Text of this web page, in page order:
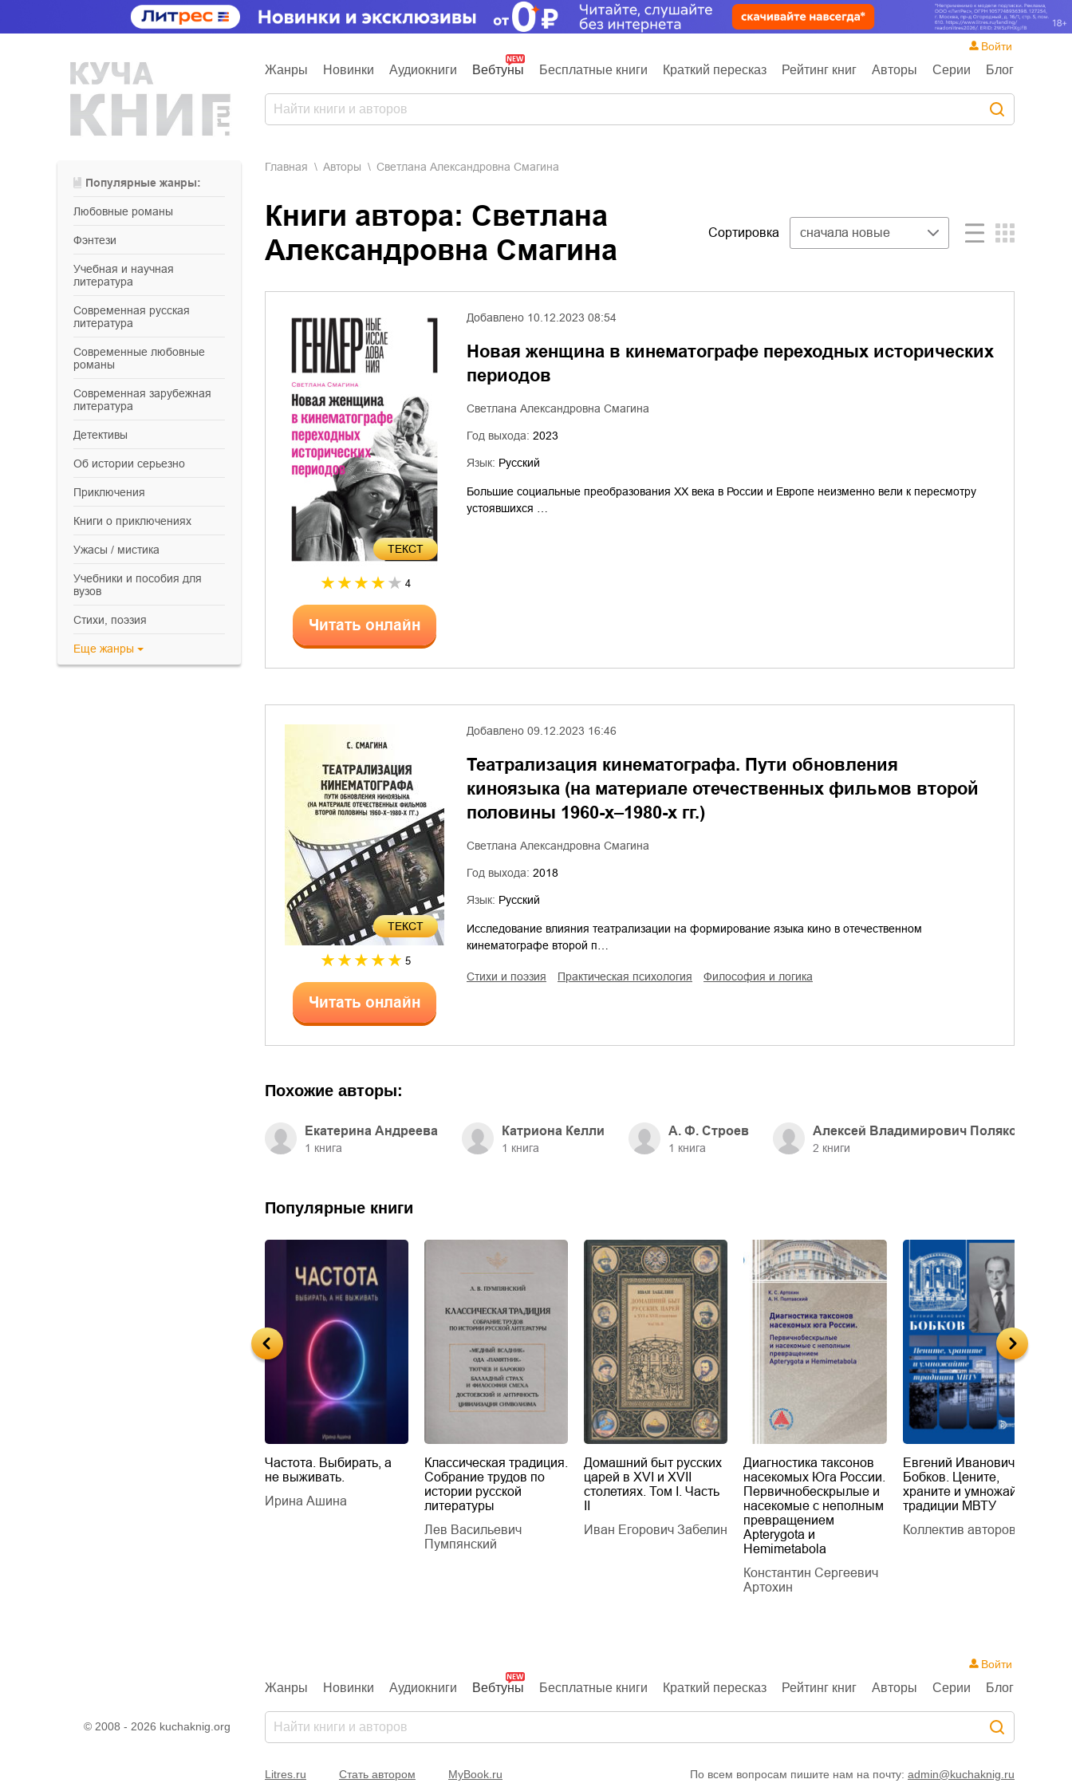
Жанры Новинки Аудиокниги Вебтуны Бесплатные книги Краткий пересказ Рейтинг книг Авторы Серии Блог
Войти
Популярные жанры:
любовные романы
фэнтези
учебная и научная
литература
современная русская
литература
современные любовные
романы
современная зарубежная
литература
детективы
об истории серьезно
приключения
книги о приключениях
ужасы / мистика
учебники и пособия для
вузов
cтихи, поэзия
Еще жанры
Главная Aвторы Светлана Александровна Смагина
Книги автора: Светлана
Александровна Смагина
Сортировка сначала новые
ТЕКСТ
4
Читать онлайн
Добавлено 10.12.2023 08:54
Новая женщина в кинематографе переходных исторических
периодов
Светлана Александровна Смагина
Год выхода: 2023
Язык: Русский
Большие социальные преобразования XX века в России и Европе неизменно вели к пересмотру
устоявшихся …
ТЕКСТ
5
Читать онлайн
Добавлено 09.12.2023 16:46
Театрализация кинематографа. Пути обновления
киноязыка (на материале отечественных фильмов второй
половины 1960-х–1980-х гг.)
Светлана Александровна Смагина
Год выхода: 2018
Язык: Русский
Исследование влияния театрализации на формирование языка кино в отечественном
кинематографе второй п…
стихи и поэзия практическая психология философия и логика
Похожие авторы:
Екатерина Андреева
1 книга
Катриона Келли
1 книга
А. Ф. Строев
1 книга
Алексей Владимирович Поляков
2 книги
Популярные книги
Частота. Выбирать, а
не выживать.
Ирина Ашина
Классическая традиция.
Собрание трудов по
истории русской
литературы
Лев Васильевич
Пумпянский
Домашний быт русских
царей в XVI и XVII
столетиях. Том I. Часть
Иван Егорович Забелин
Диагностика таксонов
насекомых Юга России.
Первичнобескрылые и
насекомые с неполным
превращением
Apterygota и
Hemimetabola
Константин Сергеевич
Артохин
Евгений Иванович
Бобков. Цените,
храните и умножайте
традиции МВТУ
Коллектив авторов
© 2008 - 2026 kuchaknig.org
Жанры Новинки Аудиокниги Вебтуны Бесплатные книги Краткий пересказ Рейтинг книг Авторы Серии Блог
Войти
Litres.ru Стать автором MyBook.ru По всем вопросам пишите нам на почту: admin@kuchaknig.ru